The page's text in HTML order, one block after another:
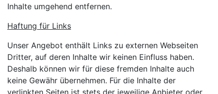
Inhalte umgehend entfernen.
Haftung für Links
Unser Angebot enthält Links zu externen Webseiten
Dritter, auf deren Inhalte wir keinen Einfluss haben.
Deshalb können wir für diese fremden Inhalte auch
keine Gewähr übernehmen. Für die Inhalte der
verlinkten Seiten ist stets der jeweilige Anbieter oder